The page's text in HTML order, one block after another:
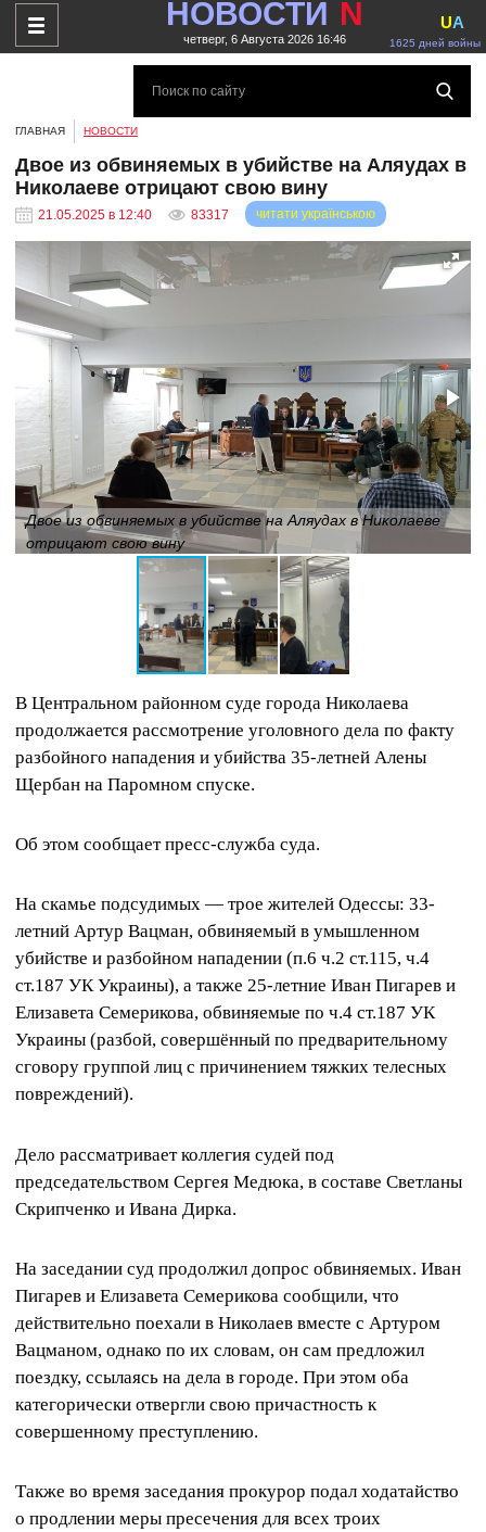
НОВОСТИ N
четверг, 6 Августа 2026 16:46 1625 дней войны
UA
ГЛАВНАЯ НОВОСТИ
Двое из обвиняемых в убийстве на Аляудах в
Николаеве отрицают свою вину
21.05.2025 в 12:40 83317 читати українською
Двое из обвиняемых в убийстве на Аляудах в Николаеве
отрицают свою вину
В Центральном районном суде города Николаева
продолжается рассмотрение уголовного дела по факту
разбойного нападения и убийства 35-летней Алены
Щербан на Паромном спуске.
Об этом сообщает пресс-служба суда.
На скамье подсудимых — трое жителей Одессы: 33-
летний Артур Вацман, обвиняемый в умышленном
убийстве и разбойном нападении (п.6 ч.2 ст.115, ч.4
ст.187 УК Украины), а также 25-летние Иван Пигарев и
Елизавета Семерикова, обвиняемые по ч.4 ст.187 УК
Украины (разбой, совершённый по предварительному
сговору группой лиц с причинением тяжких телесных
повреждений).
Дело рассматривает коллегия судей под
председательством Сергея Медюка, в составе Светланы
Скрипченко и Ивана Дирка.
На заседании суд продолжил допрос обвиняемых. Иван
Пигарев и Елизавета Семерикова сообщили, что
действительно поехали в Николаев вместе с Артуром
Вацманом, однако по их словам, он сам предложил
поездку, ссылаясь на дела в городе. При этом оба
категорически отвергли свою причастность к
совершенному преступлению.
Также во время заседания прокурор подал ходатайство
о продлении меры пресечения для всех троих